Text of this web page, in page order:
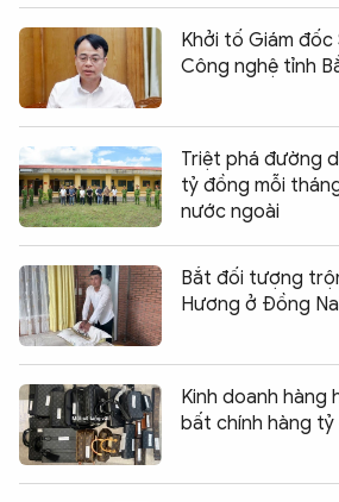
Khởi tố Giám đốc
Công nghệ tỉnh
Triệt phá đường
tỷ đồng mỗi
nước ngoài
Bắt đối tượng
Hương ở Đồng
Kinh doanh hàng
bất chính hàng tỷ